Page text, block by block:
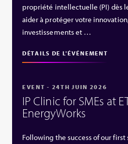
propriété intellectuelle (PI) dès
aider à protéger votre
investissements et …
DÉTAILS DE L'ÉVÉNEMENT
EVENT - 24TH JUIN 2026
IP Clinic for SMEs at
EnergyWorks
Following the success of our first